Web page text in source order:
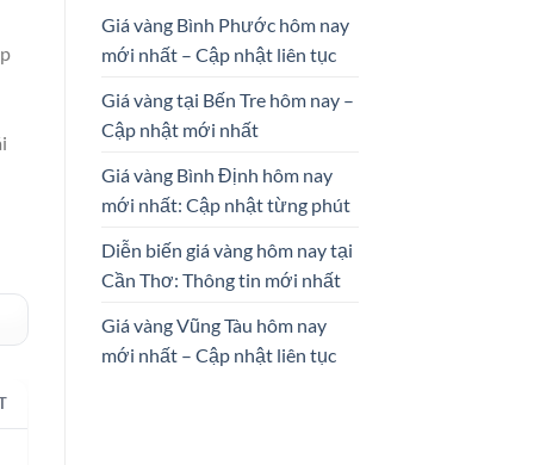
Giá vàng Bình Phước hôm nay
mới nhất – Cập nhật liên tục
Giá vàng tại Bến Tre hôm nay –
Cập nhật mới nhất
Giá vàng Bình Định hôm nay
mới nhất: Cập nhật từng phút
Diễn biến giá vàng hôm nay tại
Cần Thơ: Thông tin mới nhất
Giá vàng Vũng Tàu hôm nay
mới nhất – Cập nhật liên tục